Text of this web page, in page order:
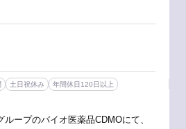
土日祝休み
年間休日120日以上
ープのバイオ医薬品CDMOにて、